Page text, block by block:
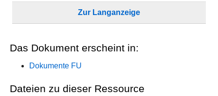
Zur Langanzeige
Das Dokument erscheint in:
Dokumente FU
Dateien zu dieser Ressource